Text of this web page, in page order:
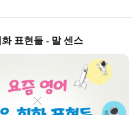
표현들 - 말 센스